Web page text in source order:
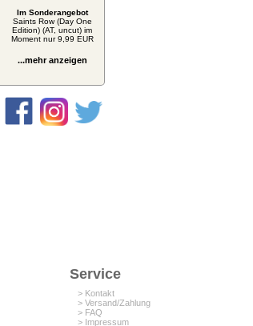
Im Sonderangebot
Saints Row (Day One
Edition) (AT, uncut) im
Moment nur 9,99 EUR
...mehr anzeigen
Service
> Kontakt
> Versand/Zahlung
> FAQ
> Impressum